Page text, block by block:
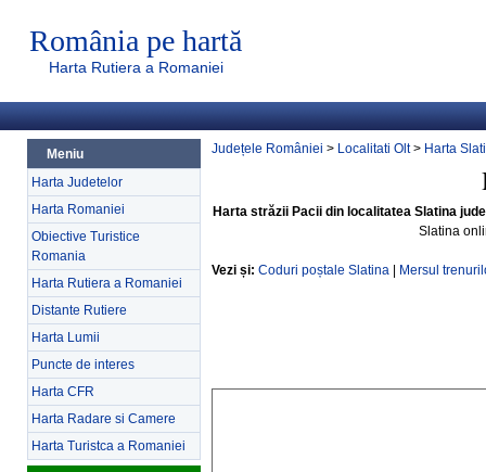
România pe hartă
Harta Rutiera a Romaniei
Meniu
Harta Judetelor
Harta Romaniei
Obiective Turistice
Romania
Harta Rutiera a Romaniei
Distante Rutiere
Harta Lumii
Puncte de interes
Harta CFR
Harta Radare si Camere
Harta Turistca a Romaniei
Județele României > Localitati Olt> Harta
Harta străzii Pacii din localitatea Slatina
Slatina
Vezi și: Coduri poștale Slatina Mersul